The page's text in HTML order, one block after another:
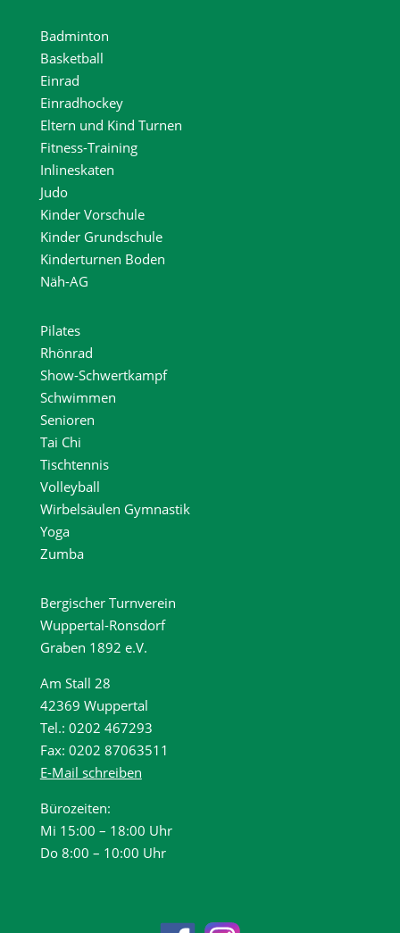
Badminton
Basketball
Einrad
Einradhockey
Eltern und Kind Turnen
Fitness-Training
Inlineskaten
Judo
Kinder Vorschule
Kinder Grundschule
Kinderturnen Boden
Näh-AG
Pilates
Rhönrad
Show-Schwertkampf
Schwimmen
Senioren
Tai Chi
Tischtennis
Volleyball
Wirbelsäulen Gymnastik
Yoga
Zumba
Bergischer Turnverein
Wuppertal-Ronsdorf
Graben 1892 e.V.
Am Stall 28
42369 Wuppertal
Tel.: 0202 467293
Fax: 0202 87063511
E-Mail schreiben
Bürozeiten:
Mi 15:00 – 18:00 Uhr
Do 8:00 – 10:00 Uhr